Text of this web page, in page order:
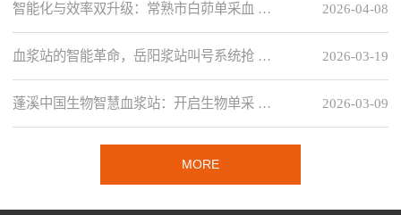
2026-04-08
智能化与效率双升级：常熟市白茆单采血 …
2026-03-19
血浆站的智能革命，岳阳浆站叫号系统抢 …
2026-03-09
蓬溪中国生物智慧血浆站：开启生物单采 …
MORE